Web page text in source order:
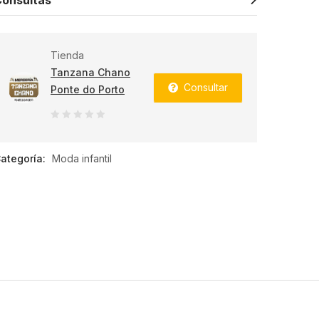
Tienda
Tanzana Chano
Ponte do Porto
5
Consultar
Moda infantil